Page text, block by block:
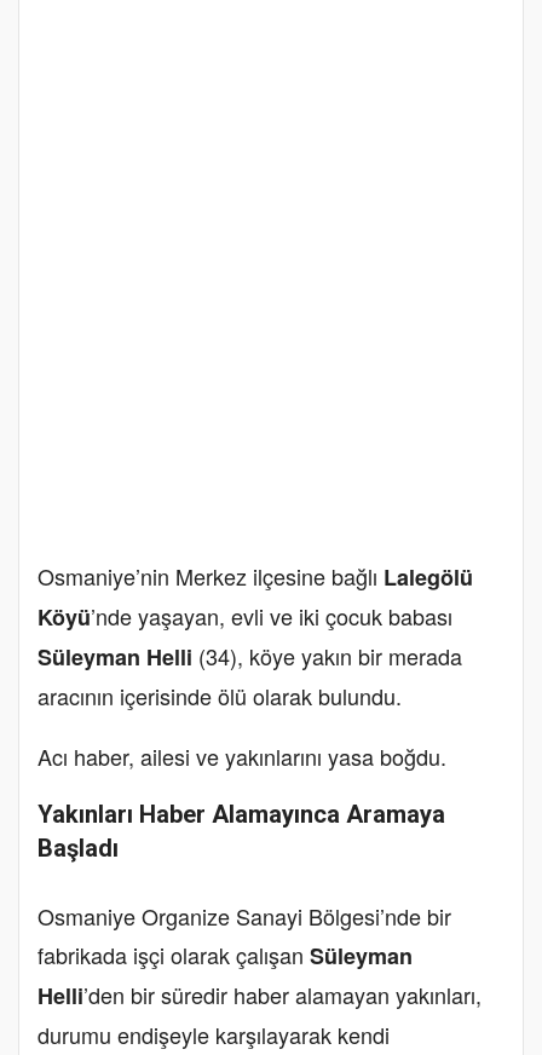
Osmaniye’nin Merkez ilçesine bağlı Lalegölü
Köyü’nde yaşayan, evli ve iki çocuk babası
Süleyman Helli (34), köye yakın bir merada
aracının içerisinde ölü olarak bulundu.
Acı haber, ailesi ve yakınlarını yasa boğdu.
Yakınları Haber Alamayınca Aramaya
Başladı
Osmaniye Organize Sanayi Bölgesi’nde bir
fabrikada işçi olarak çalışan Süleyman
Helli’den bir süredir haber alamayan yakınları,
durumu endişeyle karşılayarak kendi